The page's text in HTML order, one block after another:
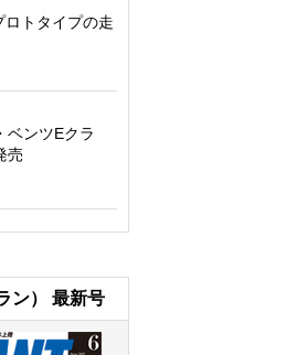
ロトタイプの走
ベンツEクラ
売
ン） 最新号